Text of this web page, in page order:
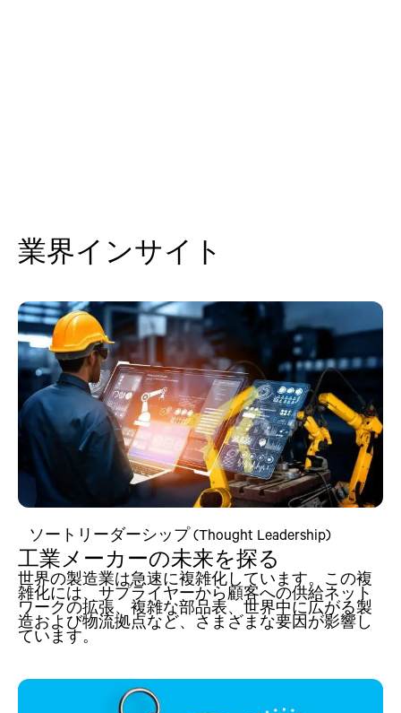
業界インサイト
ソートリーダーシップ (Thought Leadership)
工業メーカーの未来を探る
世界の製造業は急速に複雑化しています。この複
雑化には、サプライヤーから顧客への供給ネット
ワークの拡張、複雑な部品表、世界中に広がる製
造および物流拠点など、さまざまな要因が影響し
ています。